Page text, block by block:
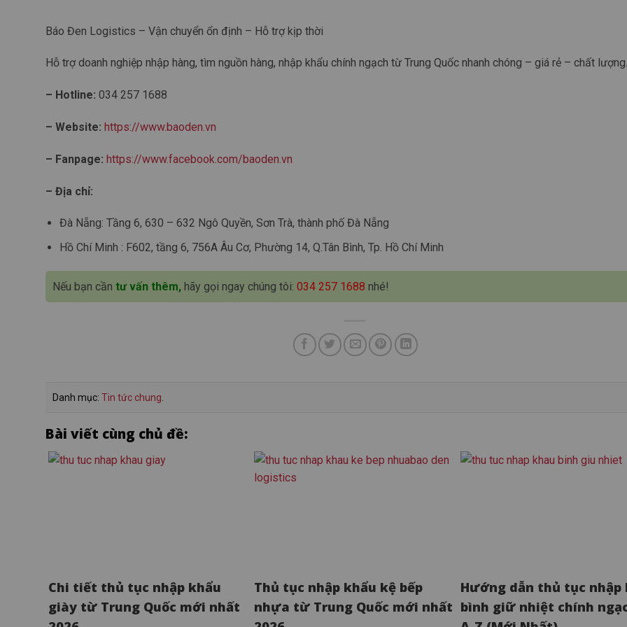
Báo Đen Logistics – Vận chuyển ổn định – Hỗ trợ kịp thời
Hỗ trợ doanh nghiệp nhập hàng, tìm nguồn hàng, nhập khẩu chính ngạch từ Trung Quốc nhanh chóng – giá rẻ – chất lượng.
– Hotline: 034 257 1688
– Website: https://www.baoden.vn
– Fanpage: https://www.facebook.com/baoden.vn
– Địa chỉ:
Đà Nẵng: Tầng 6, 630 – 632 Ngô Quyền, Sơn Trà, thành phố Đà Nẵng
Hồ Chí Minh : F602, tầng 6, 756A Âu Cơ, Phường 14, Q.Tân Bình, Tp. Hồ Chí Minh
Nếu bạn cần tư vấn thêm,hãy gọi ngay chúng tôi: 034 257 1688 nhé!
Danh mục: Tin tức chung
Bài viết cùng chủ đề:
Chi tiết thủ tục nhập khẩu
giày từ Trung Quốc mới nhất
Thủ tục nhập khẩu kệ bếp
nhựa từ Trung Quốc mới nhất
Hướng dẫn thủ tục nhập
bình giữ nhiệt chính